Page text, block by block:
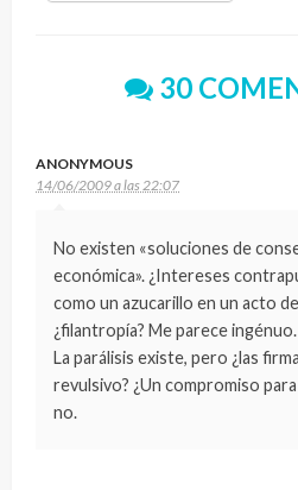
30
ANONYMOUS
14/06/2009 a las 22:07
No existen «soluciones de
económica». ¿Intereses
como un azucarillo en un acto
¿filantropía? Me parece ingénuo.
La parálisis existe, pero ¿las
revulsivo? ¿Un compromiso
no.